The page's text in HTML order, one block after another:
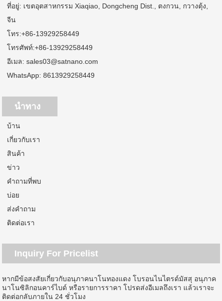
ที่อยู่: เขตอุตสาหกรรม Xiaqiao, Dongcheng Dist., ตงกวน, กวางตุ้ง,
จีน
โทร:+86-13929258449
โทรศัพท์:+86-13929258449
อีเมล:sales03@satnano.com
WhatsApp:8613929258449
นำทาง
บ้าน
เกี่ยวกับเรา
สินค้า
ข่าว
คำถามที่พบ
บ่อย
ส่งคำถาม
ติดต่อเรา
Inquiry For Pricelist
หากมีข้อสงสัยเกี่ยวกับอนุภาคนาโนทองแดง โบรอนไนไตรด์มัสสุ อนุภาค
นาโนซิลิกอนคาร์ไบด์ หรือรายการราคา โปรดส่งอีเมลถึงเรา แล้วเราจะ
ติดต่อกลับภายใน 24 ชั่วโมง